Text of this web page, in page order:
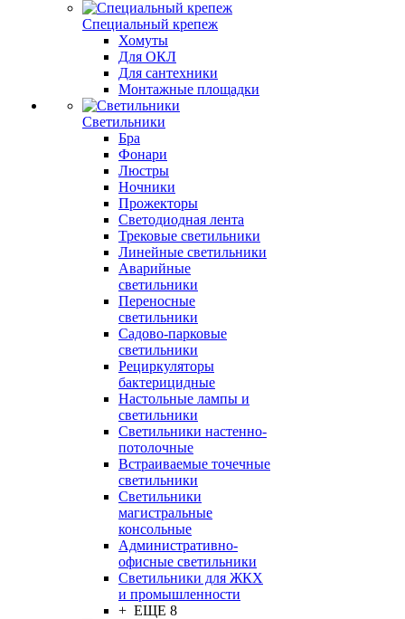
Специальный крепеж
Хомуты
Для ОКЛ
Для сантехники
Монтажные площадки
Светильники
Бра
Фонари
Люстры
Ночники
Прожекторы
Светодиодная лента
Трековые светильники
Линейные светильники
Аварийные
светильники
Переносные
светильники
Садово-парковые
светильники
Рециркуляторы
бактерицидные
Настольные лампы и
светильники
Светильники настенно-
потолочные
Встраиваемые точечные
светильники
Светильники
магистральные
консольные
Административно-
офисные светильники
Светильники для ЖКХ
и промышленности
+ ЕЩЕ 8